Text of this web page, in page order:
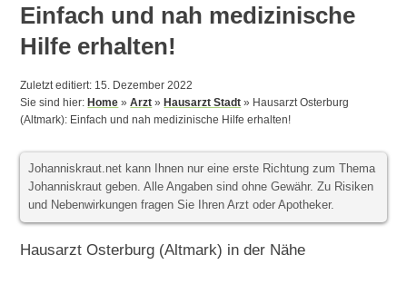
Einfach und nah medizinische
Hilfe erhalten!
Zuletzt editiert: 15. Dezember 2022
Sie sind hier:Home »Arzt »Hausarzt Stadt » Hausarzt Osterburg
(Altmark): Einfach und nah medizinische Hilfe erhalten!
Johanniskraut.net kann Ihnen nur eine erste Richtung zum Thema
Johanniskraut geben. Alle Angaben sind ohne Gewähr. Zu Risiken
und Nebenwirkungen fragen Sie Ihren Arzt oder Apotheker.
Hausarzt Osterburg (Altmark) in der Nähe